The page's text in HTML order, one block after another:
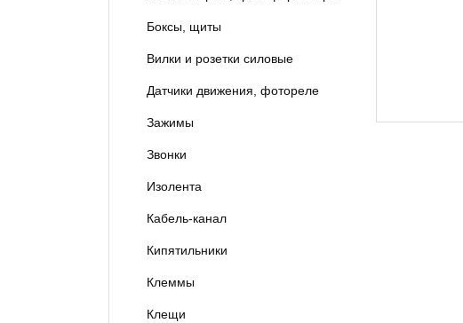
Боксы, щиты
Вилки и розетки силовые
Датчики движения, фотореле
Зажимы
Звонки
Изолента
Кабель-канал
Кипятильники
Клеммы
Клещи